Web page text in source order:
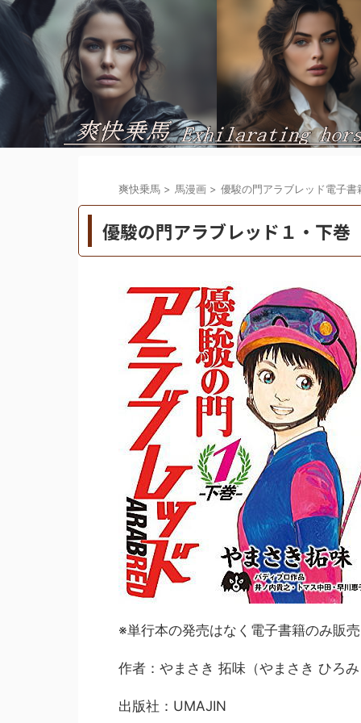
爽快乗馬 > 馬漫画 > 優駿の門アラブレッド電子書
優駿の門アラブレッド１・下巻
※単行本の発売はなく電子書籍のみ販売
作者：やまさき 拓味（やまさき ひろ
出版社：UMAJIN